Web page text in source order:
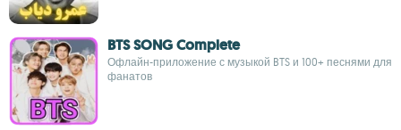
BTS SONG Complete
Офлайн-приложение с музыкой BTS и 100+ песнями для
фанатов